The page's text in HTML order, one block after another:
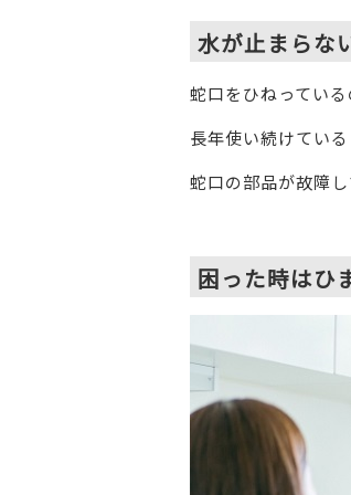
水が止まらな
蛇口をひねってい
長年使い続けてい
蛇口の部品が故障
困った時はひ